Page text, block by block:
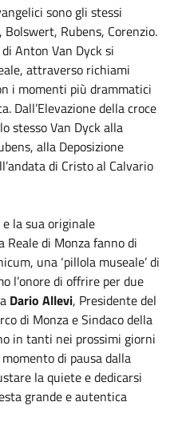
sono gli stessi
Rubens, Corenzio.
di Anton Van Dyck si
attraverso richiami
i momenti più drammatici
Dall’Elevazione della croce
stesso Van Dyck alla
alla Deposizione
di Cristo al Calvario
e la sua originale
Reale di Monza fanno di
una ‘pillola museale’ di
l’onore di offrire per due
Dario Allevi, Presidente del
di Monza e Sindaco della
in tanti nei prossimi giorni
di pausa dalla
la quiete e dedicarsi
grande e autentica